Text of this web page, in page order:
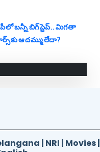
బ‌న్నీ బిగ్ స్టెప్‌.. మిగ‌తా
ఆ ద‌మ్ము లేదా?
| NRI | Movies|